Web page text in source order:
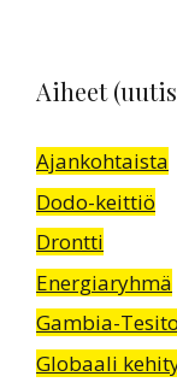
Aiheet
Ajankohtaista
Dodo-keittiö
Drontti
Energiaryhmä
Gambia-Tesito
Globaali